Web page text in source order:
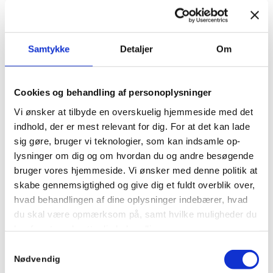
Samtykke Detaljer Om
Cookies og behandling af personoplysninger
Vi ønsker at tilbyde en overskuelig hjemmeside med det
indhold, der er mest relevant for dig. For at det kan lade
sig gøre, bruger vi teknologier, som kan indsamle op-
lysninger om dig og om hvordan du og andre besøgende
bruger vores hjemmeside. Vi ønsker med denne politik at
skabe gennemsigtighed og give dig et fuldt overblik over,
hvad behandlingen af dine oplysninger indebærer, hvad
du skal være opmærksom på, samt hvilke muligheder du
BEHANDLING AF PERSONOPLYSNINGER VED
Nødvendig
auditive opslagsværk, som på få minutter giver dig
overblik over et psykiatrisk begreb. I dag tackler vi to
begreber på én gang, nemlig de to nært beslægtede
Specialpsykiatrisk Podcast – Leksikon om mentalisering
/ 0 Kommentarer / Podcast Gran Recovery And Health
Denne episode er et auditivt leksikonopslag om en
kognitiv evne, der har medindflydelse på vores mentale